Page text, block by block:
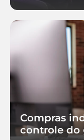
Compras
controle do